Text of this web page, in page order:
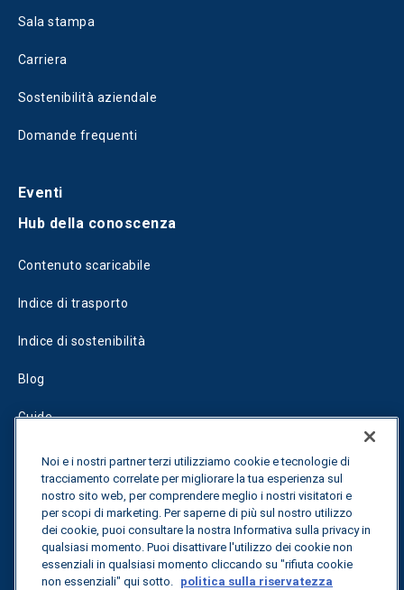
Sala stampa
Carriera
Sostenibilità aziendale
Domande frequenti
Eventi
Hub della conoscenza
Contenuto scaricabile
Indice di trasporto
Indice di sostenibilità
Blog
Guide
Fuel Savings Calculator
Calcolatore di ottimizzazione dei trasporti
Tracciamento delle tariffe
Noi e i nostri partner terzi utilizziamo cookie e tecnologie di
tracciamento correlate per migliorare la tua esperienza sul
nostro sito web, per comprendere meglio i nostri visitatori e
per scopi di marketing. Per saperne di più sul nostro utilizzo
dei cookie, puoi consultare la nostra Informativa sulla privacy in
qualsiasi momento. Puoi disattivare l'utilizzo dei cookie non
essenziali in qualsiasi momento cliccando su "rifiuta cookie
non essenziali" qui sotto. politica sulla riservatezza